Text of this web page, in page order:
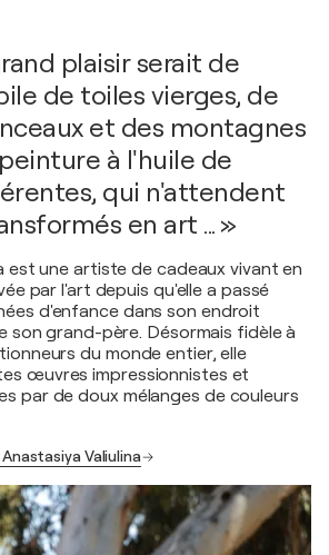
plaisir serait de
de toiles vierges, de
et des montagnes
à l'huile de
qui n'attendent
en art ... »
est une artiste de cadeaux vivant en
par l'art depuis qu'elle a passé
d'enfance dans son endroit
son grand-père. Désormais fidèle à
du monde entier, elle
œuvres impressionnistes et
par de doux mélanges de couleurs
Valiulina